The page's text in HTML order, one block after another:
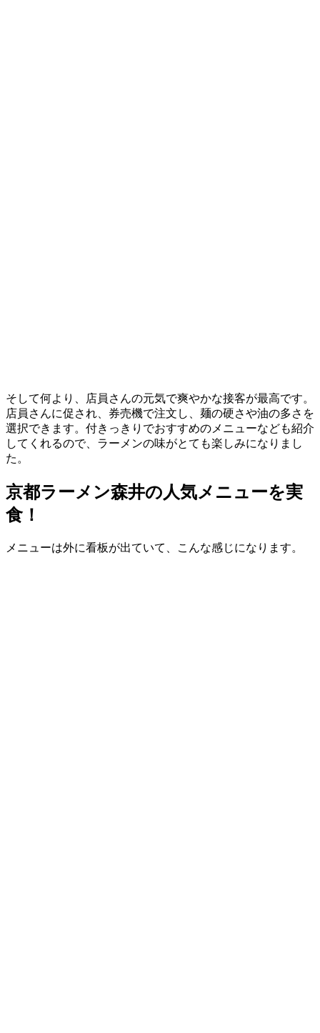
そして何より、店員さんの元気で爽やかな接客が最高です。
店員さんに促され、券売機で注文し、麺の硬さや油の多さを
選択できます。付きっきりでおすすめのメニューなども紹介
してくれるので、ラーメンの味がとても楽しみになりまし
た。
京都ラーメン森井の人気メニューを実
食！
メニューは外に看板が出ていて、こんな感じになります。